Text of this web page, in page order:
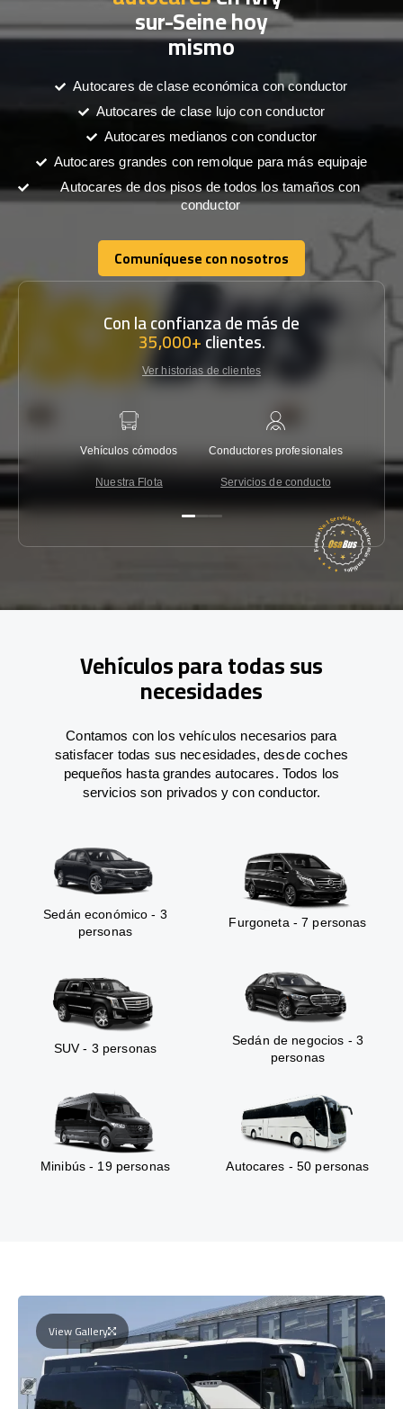
sur-Seine hoy
mismo
Autocares de clase económica con conductor
Autocares de clase lujo con conductor
Autocares medianos con conductor
Autocares grandes con remolque para más equipaje
Autocares de dos pisos de todos los tamaños con
conductor
Comuníquese con nosotros
Comuníquese con nosotros
Con la confianza de más de
35,000+clientes.
Ver historias de clientes
Vehículos cómodos
Nuestra Flota
Conductores profesionales
Servicios de conducto
Vehículos para todas sus
necesidades
Contamos con los vehículos necesarios para
satisfacer todas sus necesidades, desde coches
pequeños hasta grandes autocares. Todos los
servicios son privados y con conductor.
Sedán económico - 3
personas
Furgoneta - 7 personas
SUV - 3 personas
Sedán de negocios - 3
personas
Minibús - 19 personas Autocares - 50 personas
View Gallery